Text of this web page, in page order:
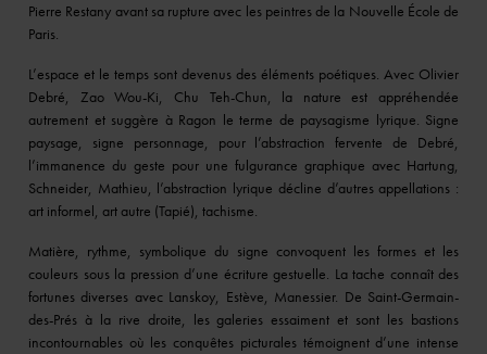
Pierre Restany avant sa rupture avec les peintres de la Nouvelle École de
Paris.
L’espace et le temps sont devenus des éléments poétiques. Avec Olivier
Debré, Zao Wou-Ki, Chu Teh-Chun, la nature est appréhendée
autrement et suggère à Ragon le terme de paysagisme lyrique. Signe
paysage, signe personnage, pour l’abstraction fervente de Debré,
l’immanence du geste pour une fulgurance graphique avec Hartung,
Schneider, Mathieu, l’abstraction lyrique décline d’autres appellations :
art informel, art autre (Tapié), tachisme.
Matière, rythme, symbolique du signe convoquent les formes et les
couleurs sous la pression d’une écriture gestuelle. La tache connaît des
fortunes diverses avec Lanskoy, Estève, Manessier. De Saint-Germain-
des-Prés à la rive droite, les galeries essaiment et sont les bastions
incontournables où les conquêtes picturales témoignent d’une intense